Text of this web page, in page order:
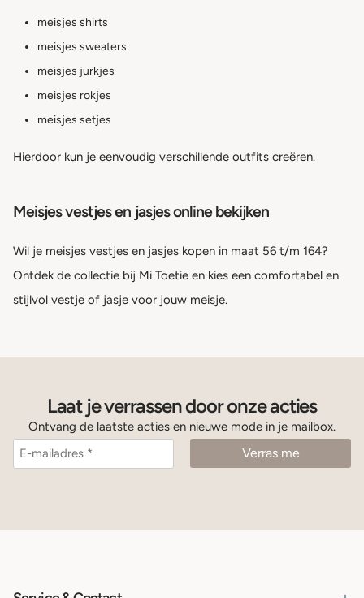
meisjes shirts
meisjes sweaters
meisjes jurkjes
meisjes rokjes
meisjes setjes
Hierdoor kun je eenvoudig verschillende outfits creëren.
Meisjes vestjes en jasjes online bekijken
Wil je meisjes vestjes en jasjes kopen in maat 56 t/m 164?
Ontdek de collectie bij Mi Toetie en kies een comfortabel en
stijlvol vestje of jasje voor jouw meisje.
Laat je verrassen door onze acties
Ontvang de laatste acties en nieuwe mode in je mailbox.